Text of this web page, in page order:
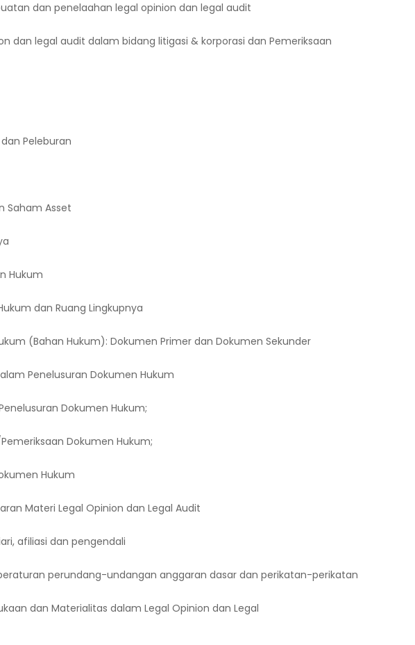
dan penelaahan legal opinion dan legal audit
dan legal audit dalam bidang litigasi & korporasi dan Pemeriksaan
Peleburan
Saham Asset
Hukum
dan Ruang Lingkupnya
(Bahan Hukum): Dokumen Primer dan Dokumen Sekunder
Penelusuran Dokumen Hukum
Dokumen Hukum;
Dokumen Hukum;
Hukum
Materi Legal Opinion dan Legal Audit
afiliasi dan pengendali
perundang-undangan anggaran dasar dan perikatan-perikatan
dan Materialitas dalam Legal Opinion dan Legal